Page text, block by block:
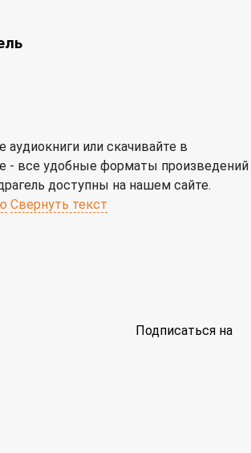
аудиокниги или скачивайте в
- все удобные форматы произведений
доступны на нашем сайте.
Свернуть текст
Подписаться на